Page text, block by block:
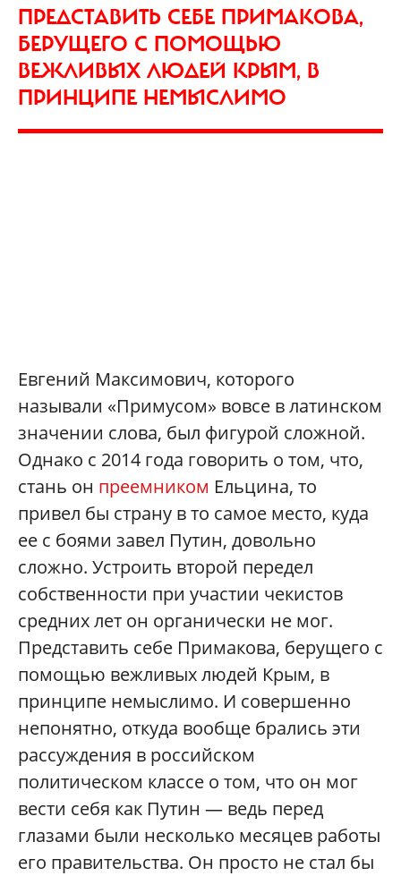
ПРЕДСТАВИТЬ СЕБЕ ПРИМАКОВА,
БЕРУЩЕГО С ПОМОЩЬЮ
ВЕЖЛИВЫХ ЛЮДЕЙ КРЫМ, В
ПРИНЦИПЕ НЕМЫСЛИМО
Евгений Максимович, которого
называли «Примусом» вовсе в латинском
значении слова, был фигурой сложной.
Однако с 2014 года говорить о том, что,
стань он преемником Ельцина, то
привел бы страну в то самое место, куда
ее с боями завел Путин, довольно
сложно. Устроить второй передел
собственности при участии чекистов
средних лет он органически не мог.
Представить себе Примакова, берущего с
помощью вежливых людей Крым, в
принципе немыслимо. И совершенно
непонятно, откуда вообще брались эти
рассуждения в российском
политическом классе о том, что он мог
вести себя как Путин — ведь перед
глазами были несколько месяцев работы
его правительства. Он просто не стал бы